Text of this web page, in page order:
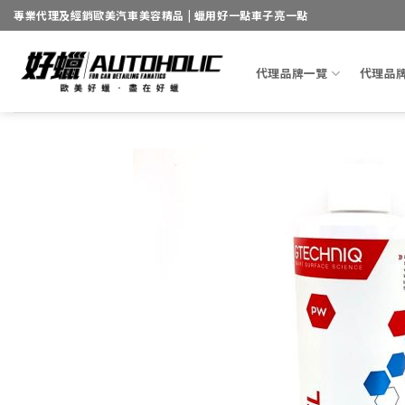
Skip
to
content
專業代理及經銷歐美汽車美容精品 | 蠟用好一點車子亮一點
代理品牌一覽 代理品